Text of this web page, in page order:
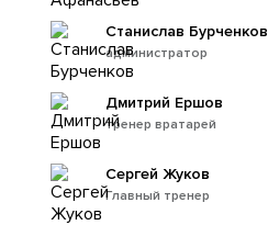
администратор
Станислав Бурченков
тренер вратарей
Дмитрий Ершов
Главный тренер
Сергей Жуков